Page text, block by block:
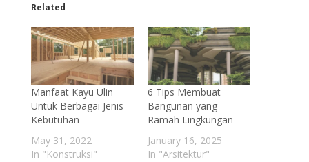
Related
Manfaat Kayu Ulin
Untuk Berbagai Jenis
Kebutuhan
May 31, 2022
In "Konstruksi"
6 Tips Membuat
Bangunan yang
Ramah Lingkungan
January 16, 2025
In "Arsitektur"